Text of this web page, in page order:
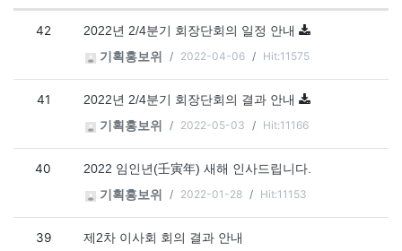
42
2022년 2/4분기 회장단회의 일정 안내
기획홍보위
2022-04-06 Hit:11575
41
2022년 2/4분기 회장단회의 결과 안내
기획홍보위
2022-05-03 Hit:11166
40
2022 임인년(壬寅年) 새해 인사드립니다.
기획홍보위
2022-01-28 Hit:11153
39
제2차 이사회 회의 결과 안내